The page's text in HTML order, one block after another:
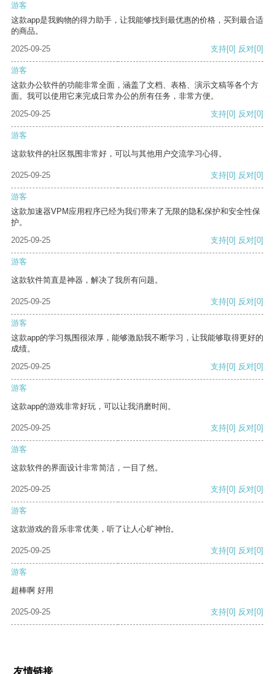
游客
这款app是我购物的得力助手，让我能够找到最优惠的价格，买到最合适
的商品。
2025-09-25
支持[0] 反对[0]
游客
这款办公软件的功能非常全面，涵盖了文档、表格、演示文稿等各个方
面。我可以使用它来完成日常办公的所有任务，非常方便。
2025-09-25
支持[0] 反对[0]
游客
这款软件的社区氛围非常好，可以与其他用户交流学习心得。
2025-09-25 支持[0] 反对[0]
游客
这款加速器VPM应用程序已经为我们带来了无限的隐私保护和安全性保
护。
2025-09-25
支持[0] 反对[0]
游客
这款软件简直是神器，解决了我所有问题。
2025-09-25 支持[0] 反对[0]
游客
这款app的学习氛围很浓厚，能够激励我不断学习，让我能够取得更好的
成绩。
2025-09-25
支持[0] 反对[0]
游客
这款app的游戏非常好玩，可以让我消磨时间。
2025-09-25 支持[0] 反对[0]
游客
这款软件的界面设计非常简洁，一目了然。
2025-09-25 支持[0] 反对[0]
游客
这款游戏的音乐非常优美，听了让人心旷神怡。
2025-09-25 支持[0] 反对[0]
游客
超棒啊 好用
2025-09-25 支持[0] 反对[0]
友情链接